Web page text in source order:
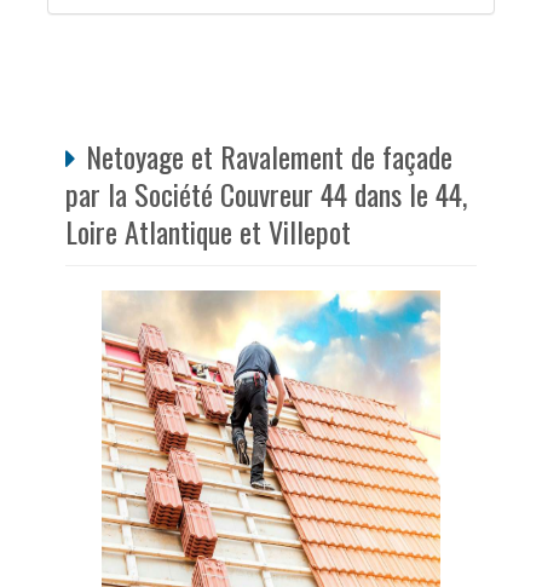
Netoyage et Ravalement de façade
par la Société Couvreur 44 dans le 44,
Loire Atlantique et Villepot